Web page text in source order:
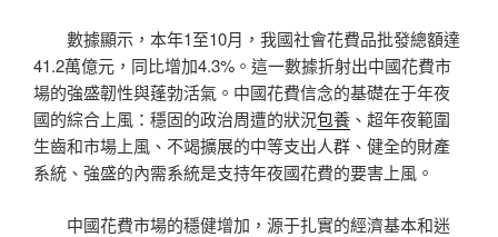
數據顯示，本年1至10月，我國社會花費品批發總額達
41.2萬億元，同比增加4.3%。這一數據折射出中國花費市
場的強盛韌性與蓬勃活氣。中國花費信念的基礎在于年夜
國的綜合上風：穩固的政治周遭的狀況包養 、超年夜範圍
生齒和市場上風、不竭擴展的中等支出人群、健全的財產
系統、強盛的內需系統是支持年夜國花費的要害上風。
中國花費市場的穩健增加，源于扎實的經濟基本和迷